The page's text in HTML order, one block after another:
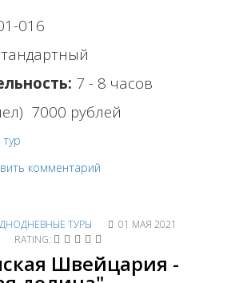
016
7 - 8 часов
7000 рублей
комментарий
ТУРЫ
01 МАЯ 2021
RATING:
Швейцария -